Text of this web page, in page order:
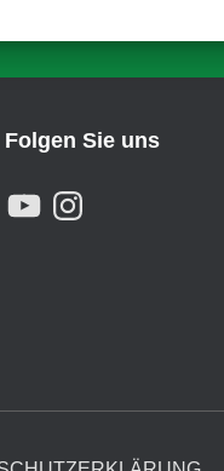
Folgen Sie uns
Y
O
N